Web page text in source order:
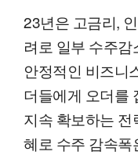
23년은 고금리,
려로 일부 수주
안정적인 비즈니
더들에게 오더를
지속 확보하는
혜로 수주 감속폭